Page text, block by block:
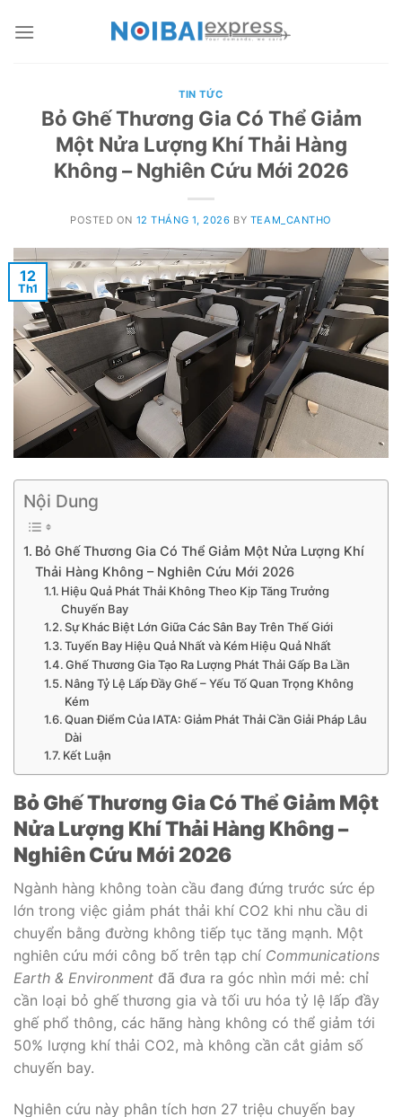
TIN TỨC
Bỏ Ghế Thương Gia Có Thể Giảm
Một Nửa Lượng Khí Thải Hàng
Không – Nghiên Cứu Mới 2026
POSTED ON 12 THÁNG 1, 2026 BY TEAM_CANTHO
12
Th1
Nội Dung
Bỏ Ghế Thương Gia Có Thể Giảm Một Nửa Lượng Khí
Thải Hàng Không – Nghiên Cứu Mới 2026
Hiệu Quả Phát Thải Không Theo Kịp Tăng Trưởng
Chuyến Bay
Sự Khác Biệt Lớn Giữa Các Sân Bay Trên Thế Giới
Tuyến Bay Hiệu Quả Nhất và Kém Hiệu Quả Nhất
Ghế Thương Gia Tạo Ra Lượng Phát Thải Gấp Ba Lần
Nâng Tỷ Lệ Lấp Đầy Ghế – Yếu Tố Quan Trọng Không
Kém
Quan Điểm Của IATA: Giảm Phát Thải Cần Giải Pháp Lâu
Dài
Kết Luận
Bỏ Ghế Thương Gia Có Thể Giảm Một
Nửa Lượng Khí Thải Hàng Không –
Nghiên Cứu Mới 2026
Ngành hàng không toàn cầu đang đứng trước sức ép
lớn trong việc giảm phát thải khí CO2 khi nhu cầu di
chuyển bằng đường không tiếp tục tăng mạnh. Một
nghiên cứu mới công bố trên tạp chí Communications
Earth & Environment đã đưa ra góc nhìn mới mẻ: chỉ
cần loại bỏ ghế thương gia và tối ưu hóa tỷ lệ lấp đầy
ghế phổ thông, các hãng hàng không có thể giảm tới
50% lượng khí thải CO2, mà không cần cắt giảm số
chuyến bay.
Nghiên cứu này phân tích hơn 27 triệu chuyến bay